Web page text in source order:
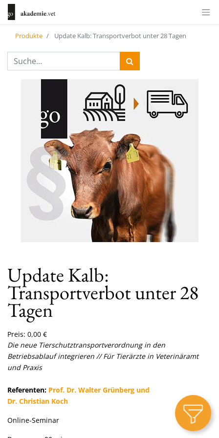
Produkte Update Kalb: Transportverbot unter 28 Tagen
Update Kalb:
Transportverbot unter 28
Tagen
Preis: 0,00 €
Die neue Tierschutztransportverordnung in den
Betriebsablauf integrieren // Für Tierärzte in Veterinäramt
und Praxis
Referenten: Prof. Dr. Walter Grünberg und
Dr. Christian Koch
Online-Seminar